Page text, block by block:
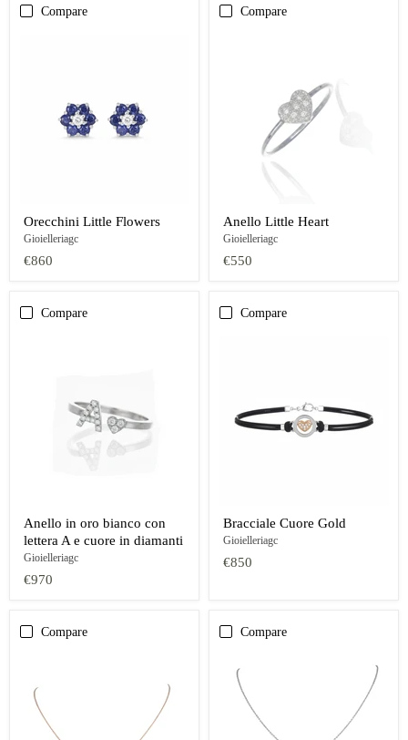
Compare
Orecchini Little Flowers
Gioielleriagc
€860
Compare
Anello Little Heart
Gioielleriagc
€550
Compare
Anello in oro bianco con
lettera A e cuore in diamanti
Gioielleriagc
€970
Compare
Bracciale Cuore Gold
Gioielleriagc
€850
Compare Compare